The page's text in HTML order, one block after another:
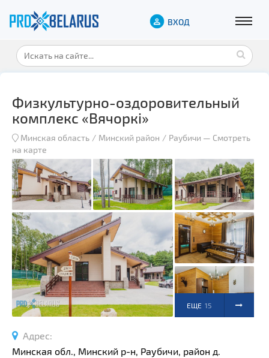
ВХОД
Физкультурно-оздоровительный
комплекс «Вячоркi»
Минская область Минский район Раубичи — Смотреть
на карте
ЕЩЕ 15
Адрес:
Минская обл., Минский р-н, Раубичи, район д.